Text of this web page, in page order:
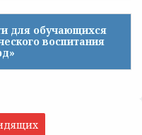
для обучающихся
воспитания